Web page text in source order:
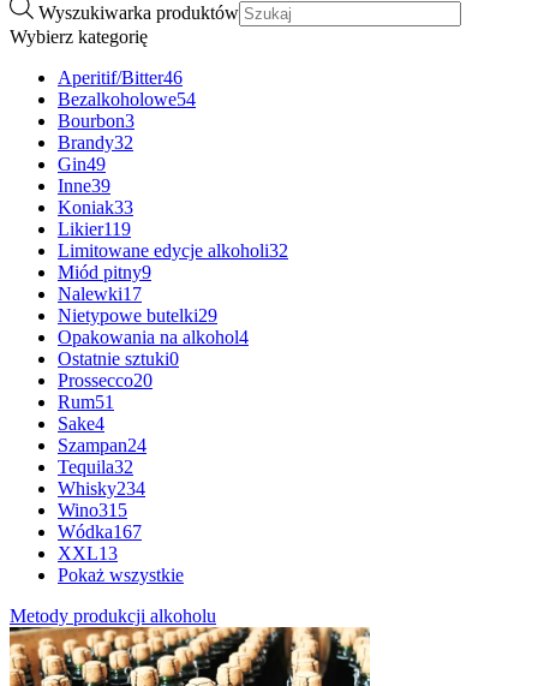
Wyszukiwarka produktów
Wybierz kategorię
Aperitif/Bitter46
Bezalkoholowe54
Bourbon3
Brandy32
Gin49
Inne39
Koniak33
Likier119
Limitowane edycje alkoholi32
Miód pitny9
Nalewki17
Nietypowe butelki29
Opakowania na alkohol4
Ostatnie sztuki0
Prossecco20
Rum51
Sake4
Szampan24
Tequila32
Whisky234
Wino315
Wódka167
XXL13
Pokaż wszystkie
Metody produkcji alkoholu